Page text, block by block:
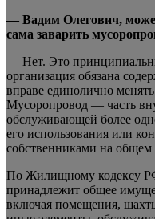
— Вадим Олегович,
сама заварить
— Нет. Это
организация обязана
вправе единолично
Мусоропровод — часть
обслуживающей более
его использования или
собственниками на общем
По Жилищному кодексу
принадлежит общее
включая помещения,